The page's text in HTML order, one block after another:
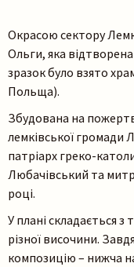
Окрасою сектору
Ольги, яка відтворена
зразок було взято
Польща).
Збудована на
лемківської громади
патріарх греко-
Любачівський та
році.
У плані складається з
різної височини.
композицію – нижча